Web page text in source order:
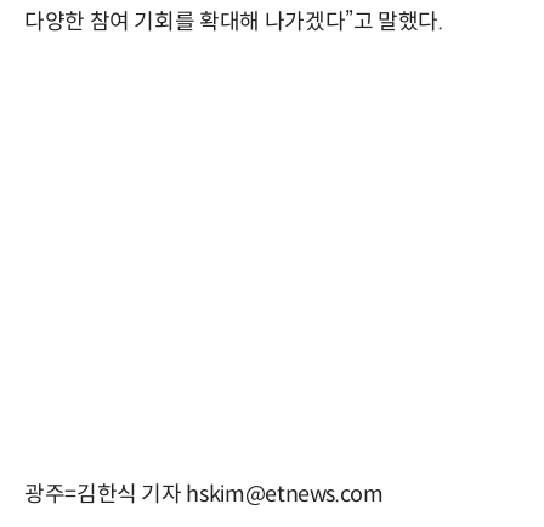
다양한 참여 기회를 확대해 나가겠다”고 말했다.
광주=김한식 기자 hskim@etnews.com